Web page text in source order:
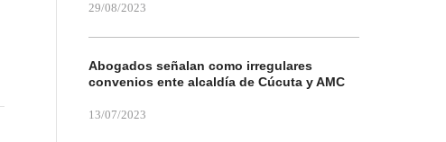
29/08/2023
Abogados señalan como irregulares
convenios ente alcaldía de Cúcuta y AMC
13/07/2023